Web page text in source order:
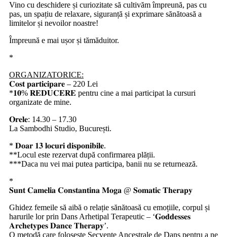
Vino cu deschidere și curiozitate să cultivăm împreună, pas cu
pas, un spațiu de relaxare, siguranță și exprimare sănătoasă a
limitelor și nevoilor noastre!
Împreună e mai ușor și tămăduitor.
*
ORGANIZATORICE:
𝐂𝐨𝐬𝐭 𝐩𝐚𝐫𝐭𝐢𝐜𝐢𝐩𝐚𝐫𝐞 – 220 Lei
*𝟏𝟎% 𝐑𝐄𝐃𝐔𝐂𝐄𝐑𝐄 pentru cine a mai participat la cursuri
organizate de mine.
𝐎𝐫𝐞𝐥𝐞: 14.30 – 17.30
La Sambodhi Studio, București.
* 𝐃𝐨𝐚𝐫 𝟏𝟑 𝐥𝐨𝐜𝐮𝐫𝐢 𝐝𝐢𝐬𝐩𝐨𝐧𝐢𝐛𝐢𝐥𝐞.
**Locul este rezervat după confirmarea plății.
***Daca nu vei mai putea participa, banii nu se returnează.
*
𝐒𝐮𝐧𝐭 𝐂𝐚𝐦𝐞𝐥𝐢𝐚 𝐂𝐨𝐧𝐬𝐭𝐚𝐧𝐭𝐢𝐧𝐚 𝐌𝐨𝐠𝐚 @ 𝐒𝐨𝐦𝐚𝐭𝐢𝐜 𝐓𝐡𝐞𝐫𝐚𝐩𝐲
Ghidez femeile să aibă o relație sănătoasă cu emoțiile, corpul și
harurile lor prin Dans Arhetipal Terapeutic – ‘𝐆𝐨𝐝𝐝𝐞𝐬𝐬𝐞𝐬
𝐀𝐫𝐜𝐡𝐞𝐭𝐲𝐩𝐞𝐬 𝐃𝐚𝐧𝐜𝐞 𝐓𝐡𝐞𝐫𝐚𝐩𝐲’.
O metodă care folosește Secvențe Ancestrale de Dans pentru a ne